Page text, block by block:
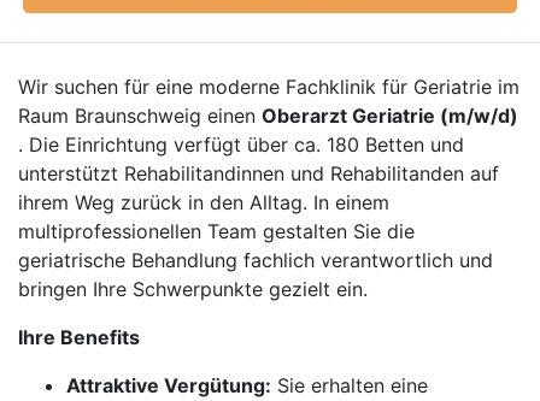
Wir suchen für eine moderne Fachklinik für Geriatrie im
Raum Braunschweig einen Oberarzt Geriatrie (m/w/d)
. Die Einrichtung verfügt über ca. 180 Betten und
unterstützt Rehabilitandinnen und Rehabilitanden auf
ihrem Weg zurück in den Alltag. In einem
multiprofessionellen Team gestalten Sie die
geriatrische Behandlung fachlich verantwortlich und
bringen Ihre Schwerpunkte gezielt ein.
Ihre Benefits
Attraktive Vergütung: Sie erhalten eine